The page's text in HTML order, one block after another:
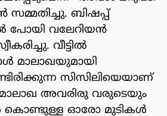
സമ്മതിച്ചു. ബിഷപ്പ്
പോയി വലേറിയന്‍
വീട്ടില്‍
മാലാഖയുമായി
സിസിലിയെയാണ്
അവരിരു വരുടെയും
കൊണ്ടുള്ള ഓരോ മുടികള്‍